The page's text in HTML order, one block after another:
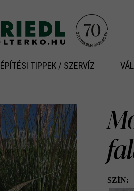
ÉPÍTÉSI TIPPEK / SZERVÍZ
SZÍN: